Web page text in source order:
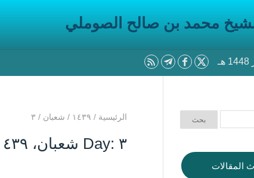
محمد بن صالح الصوملي
الرئيسية / ۱٤۳۹ / شعبان / ۳
Day: ۳ شعبان، ۱٤۳۹هـ
المقالات